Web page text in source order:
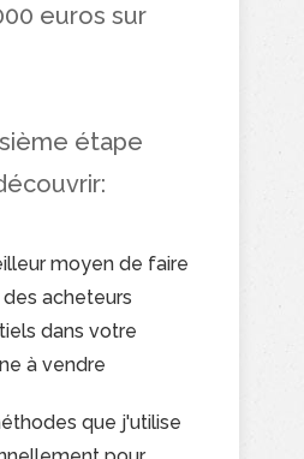
euros sur
étape
moyen de faire
acheteurs
dans votre
à vendre
que j'utilise